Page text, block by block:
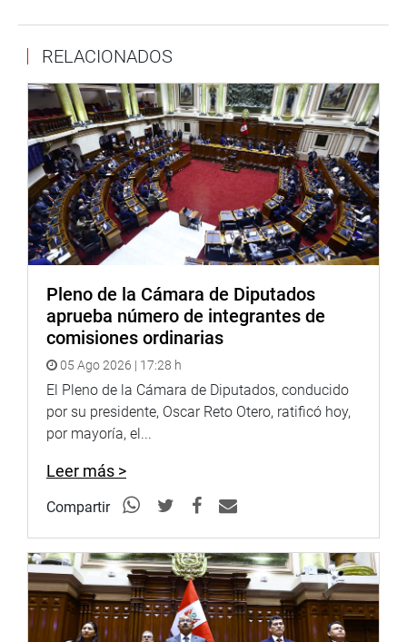
también un compromiso que requiere de nosotros”,
OFICINA DE COMUNICACIONES
RELACIONADOS
Pleno de la Cámara de Diputados
aprueba número de integrantes de
comisiones ordinarias
05 Ago 2026 | 17:28 h
El Pleno de la Cámara de Diputados, conducido
por su presidente, Oscar Reto Otero, ratificó hoy,
por mayoría, el...
Leer más >
Compartir